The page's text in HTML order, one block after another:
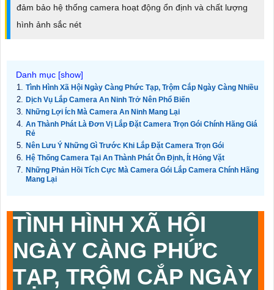
đảm bảo hệ thống camera hoạt động ổn định và chất lượng
hình ảnh sắc nét
Tình Hình Xã Hội Ngày Càng Phức Tạp, Trộm Cắp Ngày Càng Nhiều
Dịch Vụ Lắp Camera An Ninh Trở Nên Phổ Biến
Những Lợi Ích Mà Camera An Ninh Mang Lại
An Thành Phát Là Đơn Vị Lắp Đặt Camera Trọn Gói Chính Hãng Giá
Rẻ
Nên Lưu Ý Những Gì Trước Khi Lắp Đặt Camera Trọn Gói
Hệ Thống Camera Tại An Thành Phát Ổn Định, Ít Hỏng Vặt
Những Phản Hồi Tích Cực Mà Camera Gói Lắp Camera Chính Hãng
Mang Lại
TÌNH HÌNH XÃ HỘI
NGÀY CÀNG PHỨC
TẠP, TRỘM CẮP NGÀY